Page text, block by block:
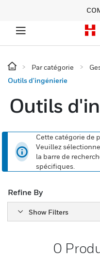
Par catégorie
Outils d'ingénierie
Outils
Cette catégorie de
Veuillez
la barre de
spécifiques.
Refine By
Show Filters
0